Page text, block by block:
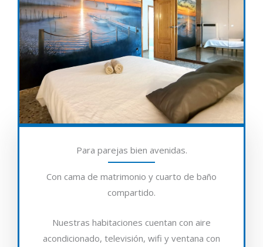
Para parejas bien avenidas.
Con cama de matrimonio y cuarto de baño
compartido.
Nuestras habitaciones cuentan con aire
acondicionado, televisión, wifi y ventana con